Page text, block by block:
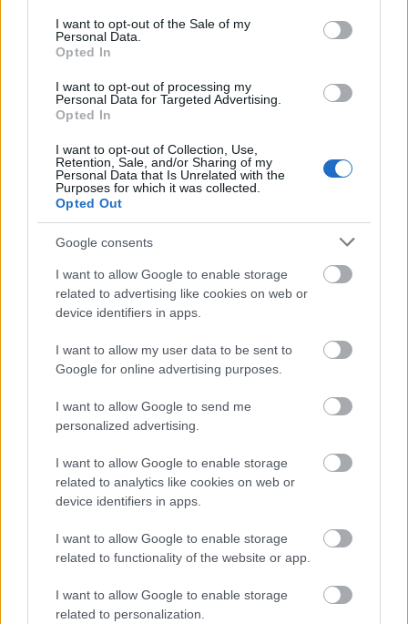
consent section.
I want to opt-out of the Sale of my
Personal Data.
Opted In
I want to opt-out of processing my
Personal Data for Targeted Advertising.
Opted In
I want to opt-out of Collection, Use,
Retention, Sale, and/or Sharing of my
Personal Data that Is Unrelated with the
Purposes for which it was collected.
Opted Out
Google consents
I want to allow Google to enable storage
related to advertising like cookies on web or
device identifiers in apps.
I want to allow my user data to be sent to
Google for online advertising purposes.
I want to allow Google to send me
personalized advertising.
I want to allow Google to enable storage
related to analytics like cookies on web or
device identifiers in apps.
I want to allow Google to enable storage
related to functionality of the website or app.
I want to allow Google to enable storage
related to personalization.
Eksiklerin Gölgesinde 25. Hafta – Maç içindeki delici ve uzun
pasları hücumun yönünü değiştiriyor.
Hajradinovic'in ceza sahası çevresinden şutlarla kaleyi yoklama sıklığı
sebebiyle bu haftanın iyi puan alabilecek orta sahaları arasında yer alıyor.